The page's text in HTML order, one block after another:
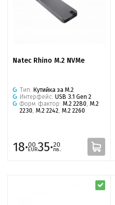
Natec Rhino M.2 NVMe
Тип: Кутийка за M.2
Интерфейс: USB 3.1 Gen 2
Форм фактор: M.2 2280, M.2
2230, M.2 2242, M.2 2260
18·00
EUR35·20
лв.